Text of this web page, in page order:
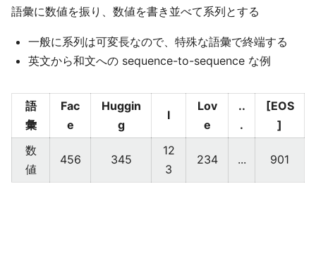
語彙に数値を振り、数値を書き並べて系列とする​
一般に系列は可変長なので、特殊な語彙で終端する​
英文から和文への sequence-to-sequence な例​
語
彙
Fac
e
Huggin
g
I
Lov
e
..
.
[EOS
]
数
値
456 345
12
3
234 ... 901